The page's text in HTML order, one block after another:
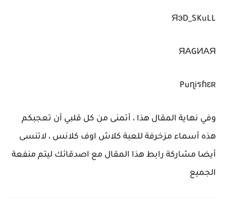
ЯэD_SKuLL
ЯΑGИΑЯ
Puɳiรɦɛʀ
وفي نهاية المقال هذا ، أتمنى من كل قلبي أن تعجبكم
هذه أسماء مزخرفة للعبة كلاش اوف كلانس ، لاتنسى
أيضا مشاركة رابط هذا المقال مع اصدقائك ليتم منفعة
الجميع